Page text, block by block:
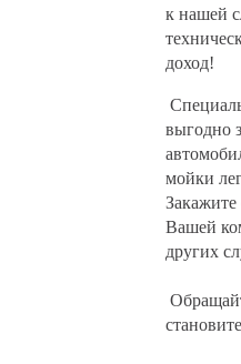
к нашей
доход!
выгодно
мойки
Вашей
других